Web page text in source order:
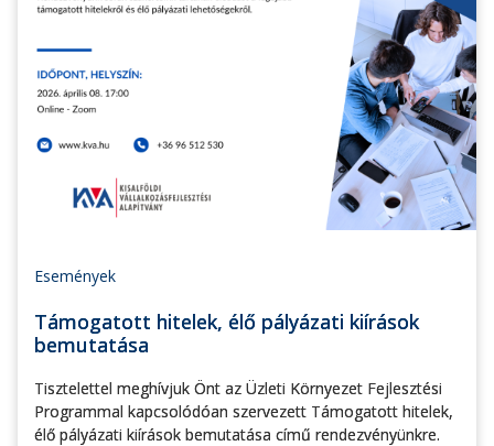
Események
Támogatott hitelek, élő pályázati kiírások
bemutatása
Tisztelettel meghívjuk Önt az Üzleti Környezet Fejlesztési
Programmal kapcsolódóan szervezett Támogatott hitelek,
élő pályázati kiírások bemutatása című rendezvényünkre.